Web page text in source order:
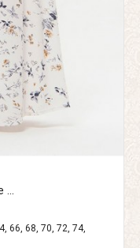
...
66, 68, 70, 72, 74,